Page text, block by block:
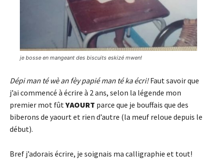
je bosse en mangeant des biscuits eskizé mwen!
Dépi man té wè an fèy papié man té ka écri!Faut savoir que
j’ai commencé à écrire à 2 ans, selon la légende mon
premier mot fût YAOURT parce que je bouffais que des
biberons de yaourt et rien d’autre (la meuf reloue depuis le
début).
Bref j’adorais écrire, je soignais ma calligraphie et tout!